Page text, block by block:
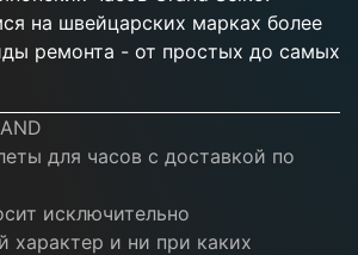
на швейцарских марках более
ремонта - от простых до самых
для часов с доставкой по
исключительно
характер и ни при каких